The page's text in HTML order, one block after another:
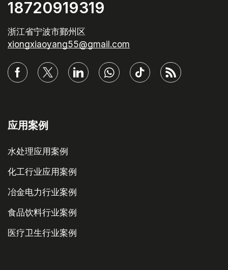
18720919319
浙江省宁波市鄞州区
xiongxiaoyang55@gmail.com
应用案例
水处理应用案例
化工行业应用案例
冶金电力行业案例
食品饮料行业案例
医疗卫生行业案例